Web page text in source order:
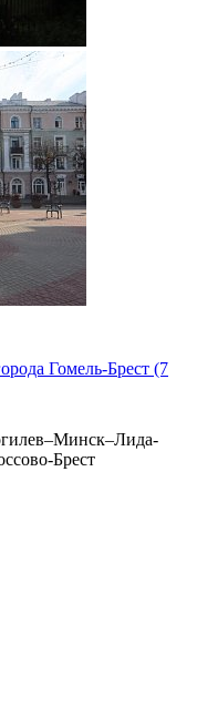
Гомель-Брест (7
Брест